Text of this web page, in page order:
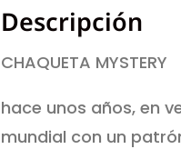
Mystery
quantity
Descripción
CHAQUETA MYSTERY
hace unos años, en
mundial con un